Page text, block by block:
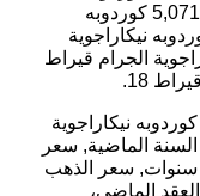
كوردوبه
نيكاراجوية
الجرام قيراط
18.
اليوم، ارتفع سعر الذهب بمقدار 1,471.27 كوردوبه نيكاراجوية
في السنة الماضية, سعر
الذهب ارتفع بمقدار 27.00%. على مدى 5 سنوات, سعر الذهب
خلال العقد الماضي،